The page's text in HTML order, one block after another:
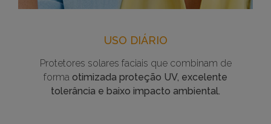
USO DIÁRIO
Protetores solares faciais que combinam de
forma otimizada proteção UV, excelente
tolerância e baixo impacto ambiental.